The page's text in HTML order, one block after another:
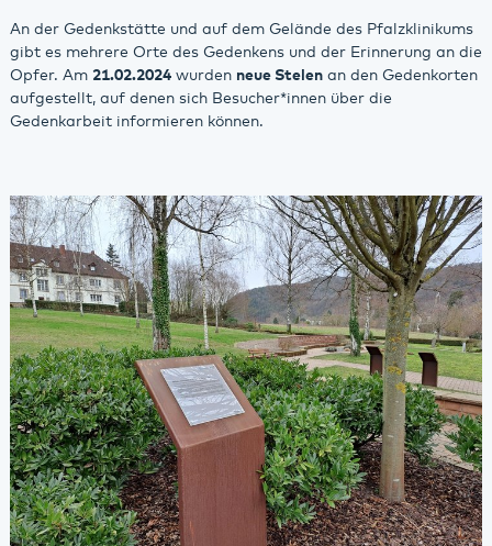
An der Gedenkstätte und auf dem Gelände des Pfalzklinikums
gibt es mehrere Orte des Gedenkens und der Erinnerung an die
Opfer. Am 21.02.2024wurden neue Stelenan den Gedenkorten
aufgestellt, auf denen sich Besucher*innen über die
Gedenkarbeit informieren können.